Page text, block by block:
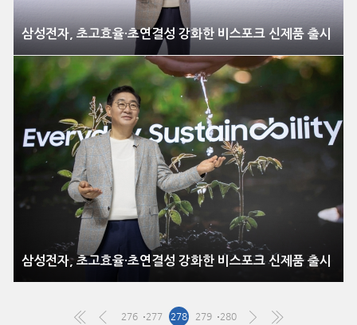
삼성전자, 초고효율·초연결성 강화한 비스포크 신제품 출시
삼성전자, 초고효율·초연결성 강화한 비스포크 신제품 출시
276 277 278 279 280